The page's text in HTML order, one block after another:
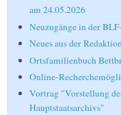
am 24.05.2026
Neuzugänge in der
Neues aus der
Ortsfamilienbuch
Online-
Vortrag "Vorstellung
Hauptstaatsarchivs"